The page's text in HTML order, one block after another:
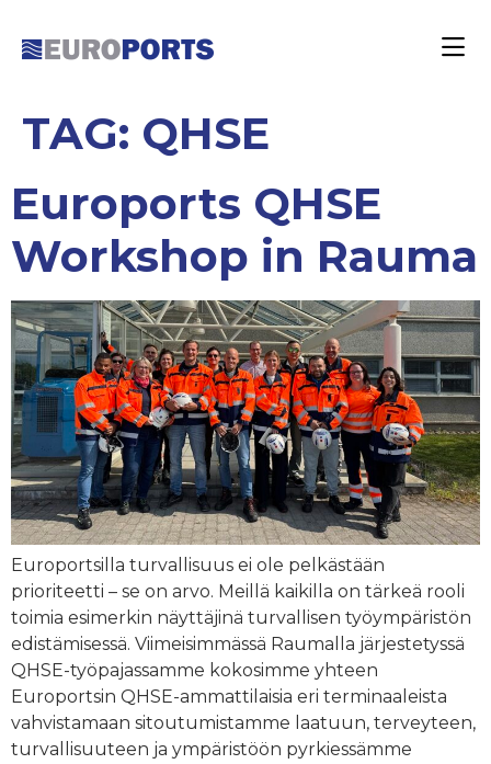
TAG: QHSE
Euroports QHSE
Workshop in Rauma
Europortsilla turvallisuus ei ole pelkästään
prioriteetti – se on arvo. Meillä kaikilla on tärkeä rooli
toimia esimerkin näyttäjinä turvallisen työympäristön
edistämisessä. Viimeisimmässä Raumalla järjestetyssä
QHSE-työpajassamme kokosimme yhteen
Europortsin QHSE-ammattilaisia eri terminaaleista
vahvistamaan sitoutumistamme laatuun, terveyteen,
turvallisuuteen ja ympäristöön pyrkiessämme